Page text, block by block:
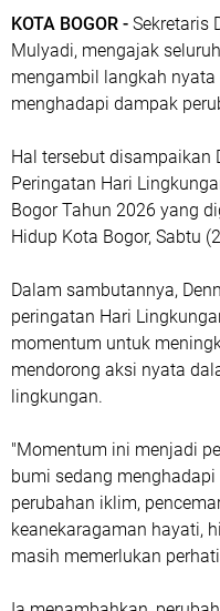
KOTA BOGOR - Sekretaris
Mulyadi, mengajak
mengambil langkah
menghadapi dampak
Hal tersebut disampaikan
Peringatan Hari
Bogor Tahun 2026 yang
Hidup Kota Bogor, Sabtu
Dalam sambutannya,
peringatan Hari
momentum untuk
mendorong aksi nyata
lingkungan.
"Momentum ini menjadi
bumi sedang
perubahan iklim,
keanekaragaman hayati,
masih memerlukan